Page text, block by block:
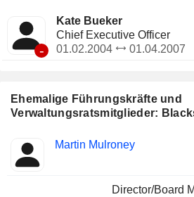
Ehemalige Führungskräfte und
Verwaltungsratsmitglieder:
Insider
Besetzte
Martin Mulroney
Director/Board
-
Kate Bueker
Chief Executive Officer
01.02.2004
01.04.2007